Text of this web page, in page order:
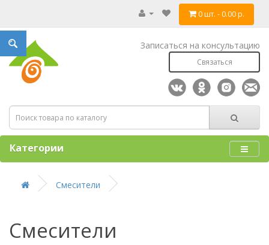
0 шт. - 0.00 р.
Записаться на консультацию
Связаться
Категории
Смесители
Смесители